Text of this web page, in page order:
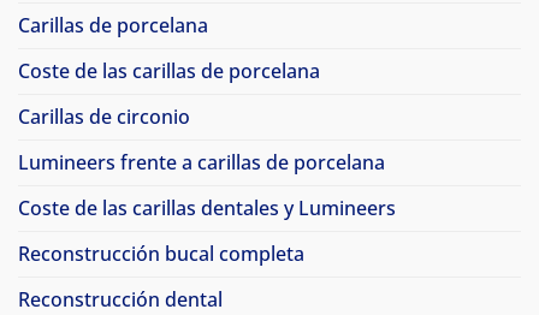
Carillas de porcelana
Coste de las carillas de porcelana
Carillas de circonio
Lumineers frente a carillas de porcelana
Coste de las carillas dentales y Lumineers
Reconstrucción bucal completa
Reconstrucción dental